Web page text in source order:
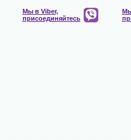
Мы в Viber,
присоединяйтесь